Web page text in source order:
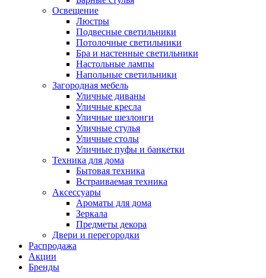
Освещение
Люстры
Подвесные светильники
Потолочные светильники
Бра и настенные светильники
Настольные лампы
Напольные светильники
Загородная мебель
Уличные диваны
Уличные кресла
Уличные шезлонги
Уличные стулья
Уличные столы
Уличные пуфы и банкетки
Техника для дома
Бытовая техника
Встраиваемая техника
Аксессуары
Ароматы для дома
Зеркала
Предметы декора
Двери и перегородки
Распродажа
Акции
Бренды